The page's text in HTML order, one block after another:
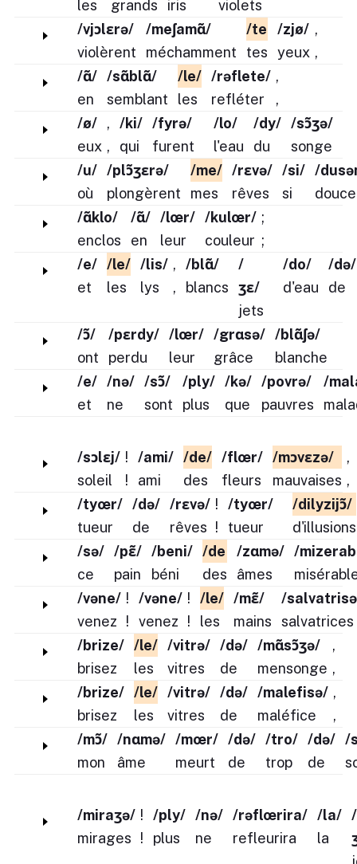
les
grands
iris
violets
/vjɔlɛrə/
violèrent
/meʃamɑ̃/
méchamment
/te
tes
/zjø/
yeux
,
,
/ɑ̃/
en
/sɑ̃blɑ̃/
semblant
/le/
les
/rəflete/
refléter
,
,
/ø/
eux
,
,
/ki/
qui
/fyrə/
furent
/lo/
l'eau
/dy/
du
/sɔ̃ʒə/
songe
/u/
où
/plɔ̃ʒɛrə/
plongèrent
/me/
mes
/rɛvə/
rêves
/si/
si
/
/ɑ̃klo/
enclos
/ɑ̃/
en
/lœr/
leur
/kulœr/
couleur
;
;
/e/
et
/le/
les
/lis/
lys
,
,
/blɑ̃/
blancs
/
ʒɛ/
jets
/do/
d'eau
/də/
de
/ɔ̃/
ont
/pɛrdy/
perdu
/lœr/
leur
/grɑsə/
grâce
/blɑ̃ʃə/
blanche
/e/
et
/nə/
ne
/sɔ̃/
sont
/ply/
plus
/kə/
que
/povrə/
pauvres
/
/sɔlɛj/
soleil
!
!
/ami/
ami
/de/
des
/flœr/
fleurs
/mɔvɛzə/
mauvaises
,
,
/tyœr/
tueur
/də/
de
/rɛvə/
rêves
!
!
/tyœr/
tueur
/dilyzijɔ̃/
d'illusions
/sə/
ce
/pɛ̃/
pain
/beni/
béni
/de
des
/zɑmə/
âmes
/
/vəne/
venez
!
!
/vəne/
venez
!
!
/le/
les
/mɛ̃/
mains
/
salvatrices
/brize/
brisez
/le/
les
/vitrə/
vitres
/də/
de
/mɑ̃sɔ̃ʒə/
mensonge
,
,
/brize/
brisez
/le/
les
/vitrə/
vitres
/də/
de
/malefisə/
maléfice
,
,
/mɔ̃/
mon
/nɑmə/
âme
/mœr/
meurt
/də/
de
/tro/
trop
/də/
de
/
/miraʒə/
mirages
!
!
/ply/
plus
/nə/
ne
/rəflœrira/
refleurira
/la/
la
/